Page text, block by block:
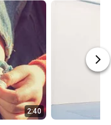
2:40